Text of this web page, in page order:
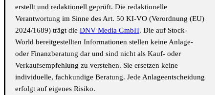
erstellt und redaktionell geprüft. Die redaktionelle
Verantwortung im Sinne des Art. 50 KI-VO (Verordnung (EU)
2024/1689) trägt die DNV Media GmbH. Die auf Stock-
World bereitgestellten Informationen stellen keine Anlage-
oder Finanzberatung dar und sind nicht als Kauf- oder
Verkaufsempfehlung zu verstehen. Sie ersetzen keine
individuelle, fachkundige Beratung. Jede Anlageentscheidung
erfolgt auf eigenes Risiko.